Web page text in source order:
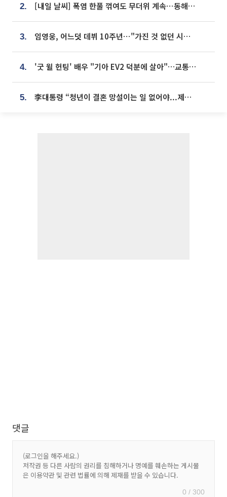
2. [내일 날씨] 폭염 한풀 꺾여도 무더위 계속⋯동해안 이틀 연속 비
3. 임영웅, 어느덧 데뷔 10주년⋯"가진 것 없던 시절, 내 앞엔 20명의 팬뿐"
4. '굿 윌 헌팅' 배우 "기아 EV2 덕분에 살아"…교통사고 후 안전성 극찬
5. 李대통령 “청년이 결혼 망설이는 일 없어야...제도상 불이익 조사”
댓글
0 / 300